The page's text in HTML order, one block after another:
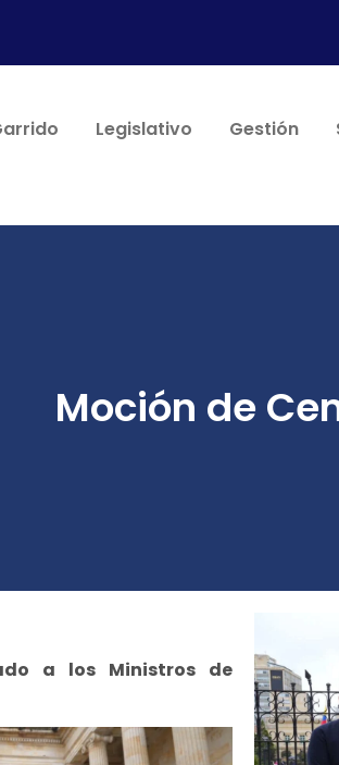
Legislativo Gestión
Moción de
a los Ministros de